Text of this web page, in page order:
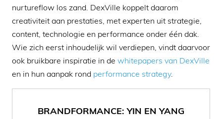
nurtureflow los zand. DexVille koppelt daarom
creativiteit aan prestaties, met experten uit strategie,
content, technologie en performance onder één dak.
Wie zich eerst inhoudelijk wil verdiepen, vindt daarvoor
ook bruikbare inspiratie in de whitepapers van DexVille
en in hun aanpak rond performance strategy.
BRANDFORMANCE: YIN EN YANG